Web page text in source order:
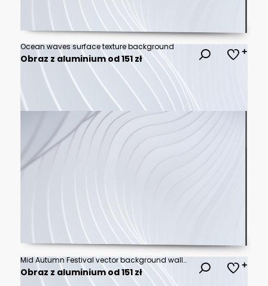
Ocean waves surface texture background
Obraz z aluminium od 151 zł
Mid Autumn Festival vector background wallpaper with jade rabbits, glowing full moon, floating lanterns, pine trees, Chinese pavilion gates and blue cloud landscape
Obraz z aluminium od 151 zł